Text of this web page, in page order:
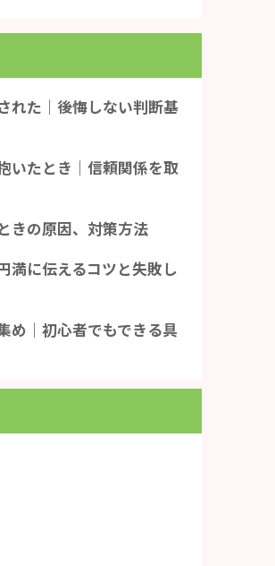
れた｜後悔しない判断基
いたとき｜信頼関係を取
きの原因、対策方法
満に伝えるコツと失敗し
め｜初心者でもできる具